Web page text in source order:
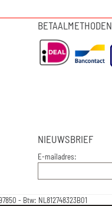
BETAALMETHODEN
NIEUWSBRIEF
E-mailadres:
- Btw: NL812748323B01